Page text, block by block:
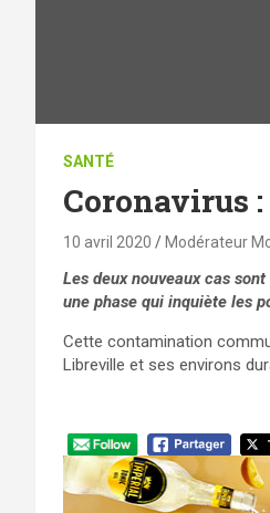
SANTÉ
Coronavirus
10 avril 2020 Modérateur
Les deux nouveaux cas
une phase qui inquiète les
Cette contamination
Libreville et ses environs